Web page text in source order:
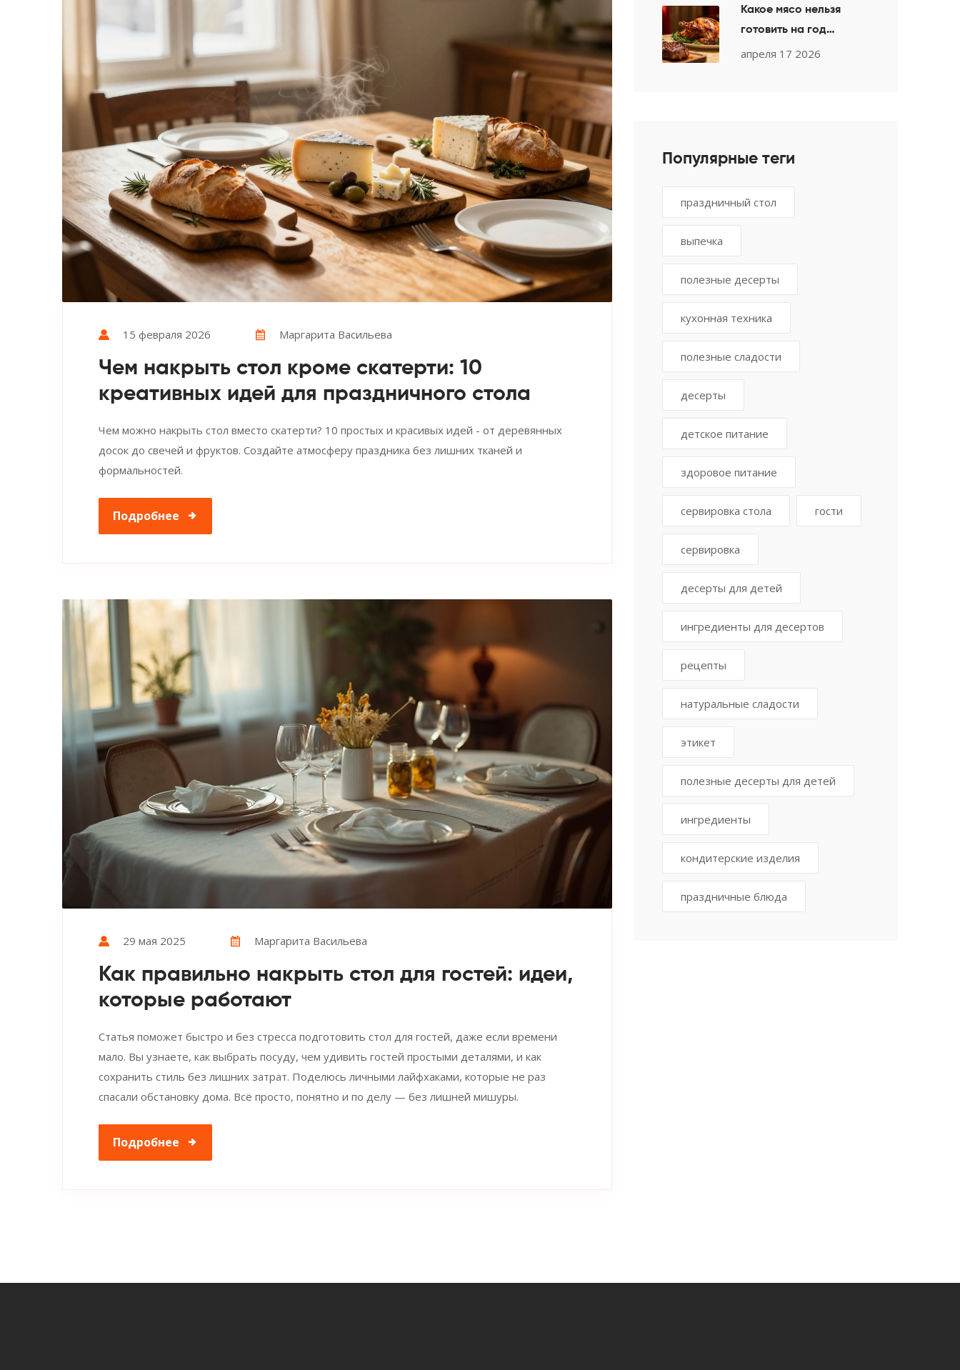
15 февраля 2026 Маргарита Васильева
Чем накрыть стол кроме скатерти: 10
креативных идей для праздничного стола
Чем можно накрыть стол вместо скатерти? 10 простых и красивых идей - от деревянных
досок до свечей и фруктов. Создайте атмосферу праздника без лишних тканей и
формальностей.
Подробнее
29 мая 2025 Маргарита Васильева
Как правильно накрыть стол для гостей: идеи,
которые работают
Статья поможет быстро и без стресса подготовить стол для гостей, даже если времени
мало. Вы узнаете, как выбрать посуду, чем удивить гостей простыми деталями, и как
сохранить стиль без лишних затрат. Поделюсь личными лайфхаками, которые не раз
спасали обстановку дома. Всё просто, понятно и по делу — без лишней мишуры.
Подробнее
Какое мясо нельзя
готовить на год
Дракона: запреты и
апреля 17 2026
Популярные теги
праздничный стол
выпечка
полезные десерты
кухонная техника
полезные сладости
десерты
детское питание
здоровое питание
сервировка стола гости
сервировка
десерты для детей
ингредиенты для десертов
рецепты
натуральные сладости
этикет
полезные десерты для детей
ингредиенты
кондитерские изделия
праздничные блюда